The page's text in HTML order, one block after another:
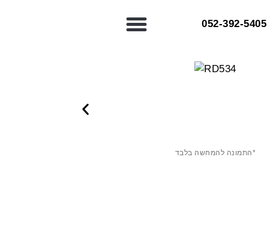
052-392-5405⁩
*התמונה להמחשה בלבד